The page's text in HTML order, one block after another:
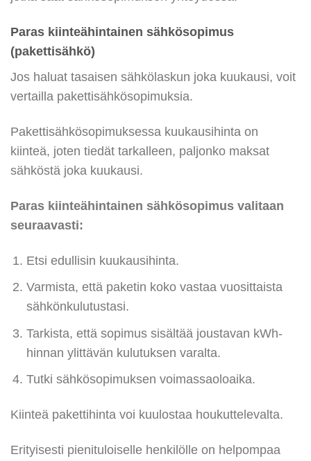
Paras kiinteähintainen sähkösopimus
(pakettisähkö)
Jos haluat tasaisen sähkölaskun joka kuukausi, voit
vertailla pakettisähkösopimuksia.
Pakettisähkösopimuksessa kuukausihinta on
kiinteä, joten tiedät tarkalleen, paljonko maksat
sähköstä joka kuukausi.
Paras kiinteähintainen sähkösopimus valitaan
seuraavasti:
Etsi edullisin kuukausihinta.
Varmista, että paketin koko vastaa vuosittaista
sähkönkulutustasi.
Tarkista, että sopimus sisältää joustavan kWh-
hinnan ylittävän kulutuksen varalta.
Tutki sähkösopimuksen voimassaoloaika.
Kiinteä pakettihinta voi kuulostaa houkuttelevalta.
Erityisesti pienituloiselle henkilölle on helpompaa